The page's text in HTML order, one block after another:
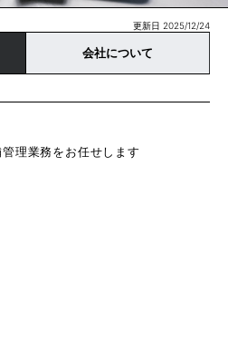
更新日 2025/12/24
会社について
理業務をお任せします